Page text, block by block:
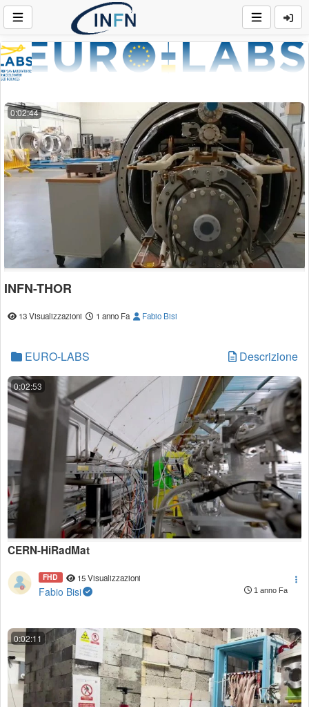
0:02:44
INFN-THOR
13 Visualizzazioni 1 anno Fa Fabio Bisi
EURO-LABS Descrizione
0:02:53
CERN-HiRadMat
FHD 15 Visualizzazioni
Fabio Bisi 1 anno Fa
0:02:11